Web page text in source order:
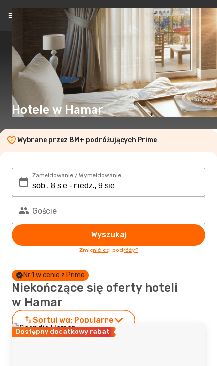
PL(zł)
Hotele w Hamar
Wybrane przez 8M+ podróżujących Prime
Zameldowanie / Wymeldowanie
Goście
Wyszukaj
Zmienić cel podróży?
Nr 1 w cenie z Prime
Niekończące się oferty hoteli
w Hamar
Sortuj wg: Popularne
Dostępny dodatkowy rabat